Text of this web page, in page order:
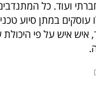
ועוד. כל
במתן סיוע
איש איש על פי